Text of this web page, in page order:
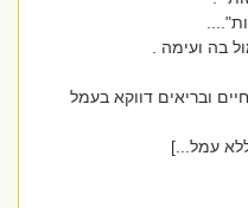
בה ועימה .
ובריאים דווקא בעמל
עמל...]